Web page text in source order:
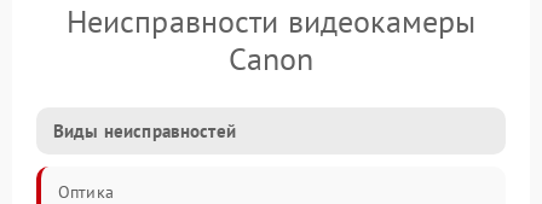
Неисправности видеокамеры
Canon
Виды неисправностей
Оптика